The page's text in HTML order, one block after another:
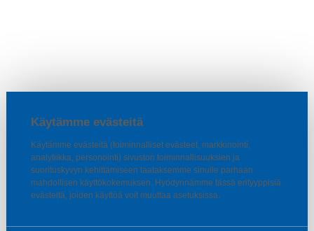
Käytämme evästeitä
Käytämme evästeitä (toiminnalliset evästeet, markkinointi,
analytiikka, personointi) sivuston toiminnallisuuksien ja
suorituskyvyn kehittämiseen taataksemme sinulle parhaan
mahdollisen käyttökokemuksen. Hyödynnämme tässä erityyppisiä
evästeitä, joiden käyttöä voit muuttaa asetuksissa.